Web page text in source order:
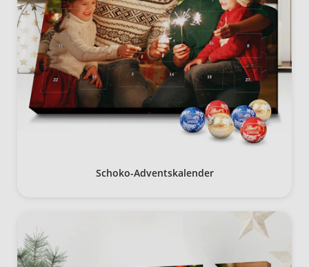
Schoko-Adventskalender